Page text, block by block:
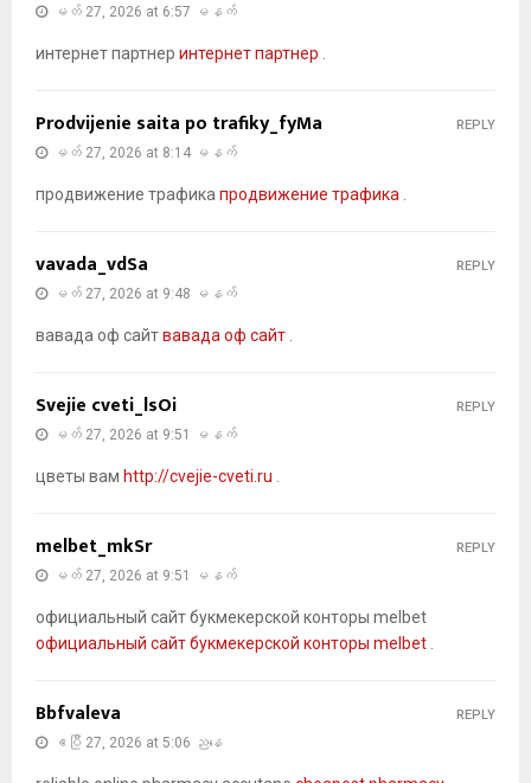
မတ် 27, 2026 at 6:57 မနက်
интернет партнер интернет партнер
Prodvijenie saita po trafiky_fyMa
မတ် 27, 2026 at 8:14 မနက်
продвижение трафика продвижение трафика
REPLY
vavada_vdSa
မတ် 27, 2026 at 9:48 မနက်
вавада оф сайтвавада оф сайт
REPLY
Svejie cveti_lsOi
မတ် 27, 2026 at 9:51 မနက်
цветы вам http://cvejie-cveti.ru
REPLY
melbet_mkSr
မတ် 27, 2026 at 9:51 မနက်
официальный сайт букмекерской конторы melbet
официальный сайт букмекерской конторы melbet
REPLY
Bbfvaleva
ဧပြီ 27, 2026 at 5:06 ညနေ
REPLY